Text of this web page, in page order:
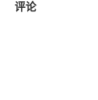
评论